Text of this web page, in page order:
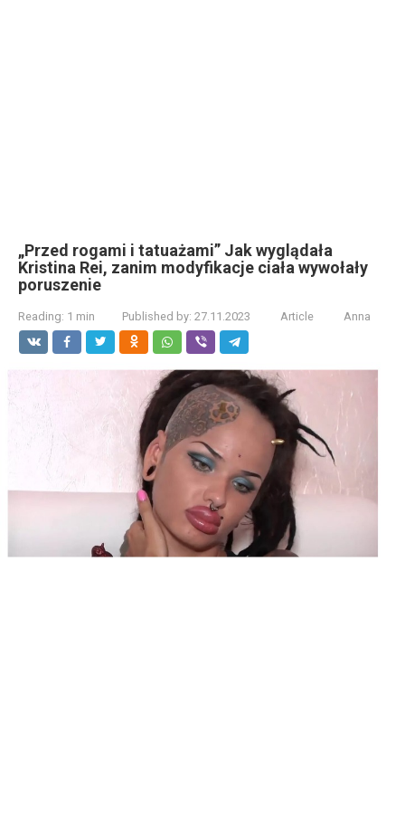
„Przed rogami i tatuażami” Jak wyglądała
Kristina Rei, zanim modyfikacje ciała wywołały
poruszenie
Reading: 1 min Published by: 27.11.2023 Article Anna